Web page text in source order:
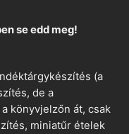
se edd meg!
(a
de a
könyvjelzőn át, csak
miniatűr ételek